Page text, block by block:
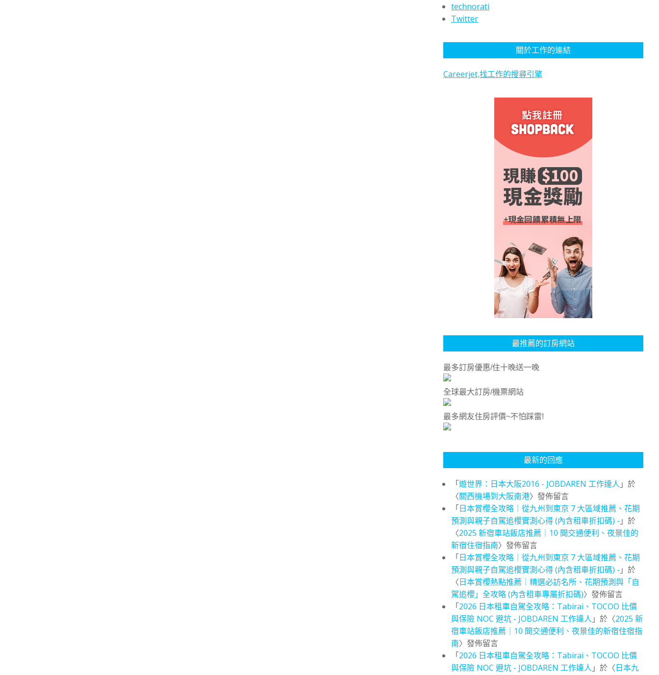
technorati
Twitter
關於工作的連結
Careerjet,找工作的搜尋引擎
最推薦的訂房網站
最多訂房優惠/住十晚送一晚
全球最大訂房/機票網站
最多網友住房評價~不怕踩雷!
最新的回應
「遊世界：日本大阪2016 - JOBDAREN 工作達人 」於
〈關西機場到大阪南港〉發佈留言
「日本賞櫻全攻略｜從九州到東京 7 大區域推薦、花期
預測與親子自駕追櫻實測心得 (內含租車折扣碼) - 」於
〈2025 新宿車站飯店推薦｜10 間交通便利、夜景佳的
新宿住宿指南〉發佈留言
「日本賞櫻全攻略｜從九州到東京 7 大區域推薦、花期
預測與親子自駕追櫻實測心得 (內含租車折扣碼) - 」於
〈日本賞櫻熱點推薦｜精選必訪名所、花期預測與「自
駕追櫻」全攻略 (內含租車專屬折扣碼)〉發佈留言
「2026 日本租車自駕全攻略：Tabirai、TOCOO 比價
與保險 NOC 避坑 - JOBDAREN 工作達人 」於〈2025 新
宿車站飯店推薦｜10 間交通便利、夜景佳的新宿住宿指
南〉發佈留言
「2026 日本租車自駕全攻略：Tabirai、TOCOO 比價
與保險 NOC 避坑 - JOBDAREN 工作達人 」於〈日本九